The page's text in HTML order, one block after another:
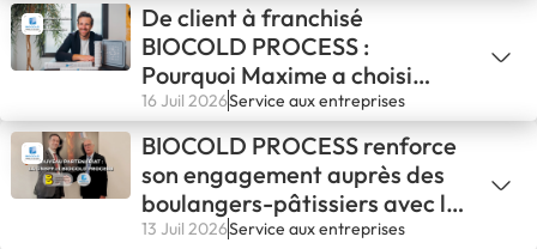
De client à franchisé
BIOCOLD PROCESS :
Pourquoi Maxime a choisi
d'entreprendre avec
BIOCOLD PROCESS
16 Juil 2026Service aux entreprises
BIOCOLD PROCESS renforce
son engagement auprès des
boulangers-pâtissiers avec la
CNBPF
13 Juil 2026Service aux entreprises